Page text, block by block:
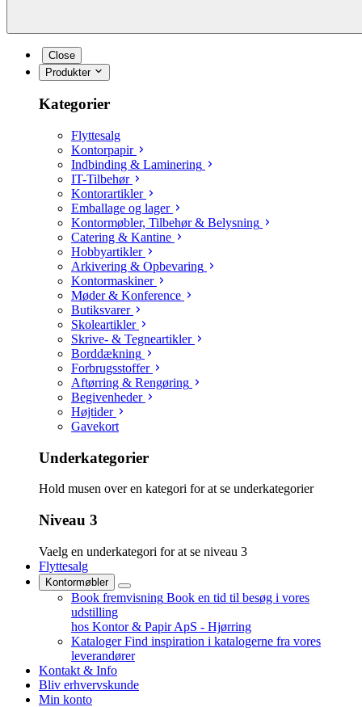
Close
Produkter
Kategorier
Flyttesalg
Kontorpapir
Indbinding & Laminering
IT-Tilbehør
Kontorartikler
Emballage og lager
Kontormøbler, Tilbehør & Belysning
Catering & Kantine
Hobbyartikler
Arkivering & Opbevaring
Kontormaskiner
Møder & Konference
Butiksvarer
Skoleartikler
Skrive- & Tegneartikler
Borddækning
Forbrugsstoffer
Aftørring & Rengøring
Begivenheder
Højtider
Gavekort
Underkategorier
Hold musen over en kategori for at se underkategorier
Niveau 3
Vaelg en underkategori for at se niveau 3
Flyttesalg
Kontormøbler
Book fremvisning Book en tid til besøg i vores
udstilling
hos Kontor & Papir ApS - Hjørring
Kataloger Find inspiration i katalogerne fra vores
leverandører
Kontakt & Info
Bliv erhvervskunde
Min konto